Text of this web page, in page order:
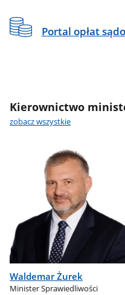
Portal opłat
Kierownictwo
zobacz wszystkie
Waldemar Żurek
Minister Sprawiedliwości